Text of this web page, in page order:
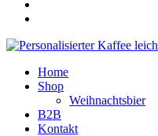
Home
Shop
Weihnachtsbier
B2B
Kontakt